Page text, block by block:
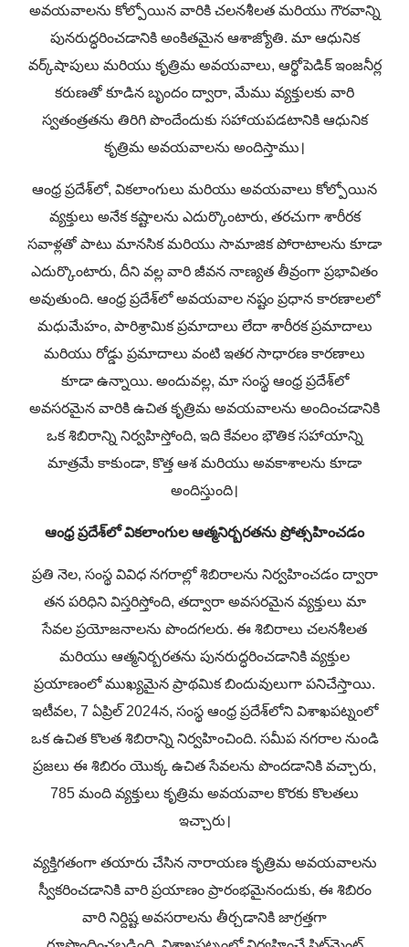
అవయవాలను కోల్పోయిన వారికి చలనశీలత మరియు గౌరవాన్ని
పునరుద్ధరించడానికి అంకితమైన ఆశాజ్యోతి. మా ఆధునిక
వర్క్‌షాపులు మరియు కృత్రిమ అవయవాలు, ఆర్థోపెడిక్ ఇంజనీర్ల
కరుణతో కూడిన బృందం ద్వారా, మేము వ్యక్తులకు వారి
స్వతంత్రతను తిరిగి పొందేందుకు సహాయపడటానికి ఆధునిక
కృత్రిమ అవయవాలను అందిస్తాము।
ఆంధ్ర ప్రదేశ్‌లో, వికలాంగులు మరియు అవయవాలు కోల్పోయిన
వ్యక్తులు అనేక కష్టాలను ఎదుర్కొంటారు, తరచుగా శారీరక
సవాళ్లతో పాటు మానసిక మరియు సామాజిక పోరాటాలను కూడా
ఎదుర్కొంటారు, దీని వల్ల వారి జీవన నాణ్యత తీవ్రంగా ప్రభావితం
అవుతుంది. ఆంధ్ర ప్రదేశ్‌లో అవయవాల నష్టం ప్రధాన కారణాలలో
మధుమేహం, పారిశ్రామిక ప్రమాదాలు లేదా శారీరక ప్రమాదాలు
మరియు రోడ్డు ప్రమాదాలు వంటి ఇతర సాధారణ కారణాలు
కూడా ఉన్నాయి. అందువల్ల, మా సంస్థ ఆంధ్ర ప్రదేశ్‌లో
అవసరమైన వారికి ఉచిత కృత్రిమ అవయవాలను అందించడానికి
ఒక శిబిరాన్ని నిర్వహిస్తోంది, ఇది కేవలం భౌతిక సహాయాన్ని
మాత్రమే కాకుండా, కొత్త ఆశ మరియు అవకాశాలను కూడా
అందిస్తుంది।
ఆంధ్ర ప్రదేశ్‌లో వికలాంగుల ఆత్మనిర్బరతను ప్రోత్సహించడం
ప్రతి నెల, సంస్థ వివిధ నగరాల్లో శిబిరాలను నిర్వహించడం ద్వారా
తన పరిధిని విస్తరిస్తోంది, తద్వారా అవసరమైన వ్యక్తులు మా
సేవల ప్రయోజనాలను పొందగలరు. ఈ శిబిరాలు చలనశీలత
మరియు ఆత్మనిర్బరతను పునరుద్ధరించడానికి వ్యక్తుల
ప్రయాణంలో ముఖ్యమైన ప్రాథమిక బిందువులుగా పనిచేస్తాయి.
ఇటీవల, 7 ఏప్రిల్ 2024న, సంస్థ ఆంధ్ర ప్రదేశ్‌లోని విశాఖపట్నంలో
ఒక ఉచిత కొలత శిబిరాన్ని నిర్వహించింది. సమీప నగరాల నుండి
ప్రజలు ఈ శిబిరం యొక్క ఉచిత సేవలను పొందడానికి వచ్చారు,
785 మంది వ్యక్తులు కృత్రిమ అవయవాల కొరకు కొలతలు
ఇచ్చారు।
వ్యక్తిగతంగా తయారు చేసిన నారాయణ కృత్రిమ అవయవాలను
స్వీకరించడానికి వారి ప్రయాణం ప్రారంభమైనందుకు, ఈ శిబిరం
వారి నిర్దిష్ట అవసరాలను తీర్చడానికి జాగ్రత్తగా